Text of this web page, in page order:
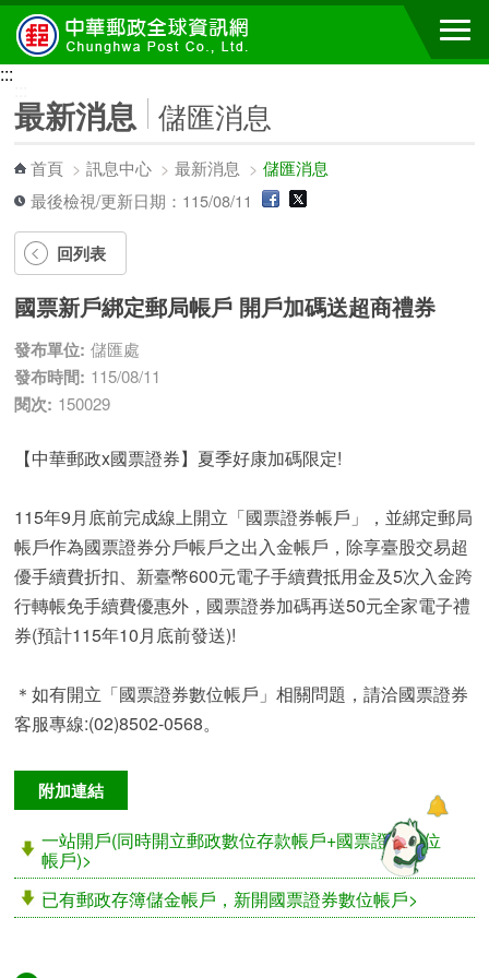
跳到主要內容區塊
:::
最新消息 儲匯消息
首頁 >訊息中心 >最新消息 >儲匯消息
最後檢視/更新日期：115/08/11
回列表
國票新戶綁定郵局帳戶 開戶加碼送超商禮券
發布單位: 儲匯處
發布時間: 115/08/11
閱次: 150029
【中華郵政x國票證券】夏季好康加碼限定!
115年9月底前完成線上開立「國票證券帳戶」，並綁定郵局
帳戶作為國票證券分戶帳戶之出入金帳戶，除享臺股交易超
優手續費折扣、新臺幣600元電子手續費抵用金及5次入金跨
行轉帳免手續費優惠外，國票證券加碼再送50元全家電子禮
券(預計115年10月底前發送)!
＊如有開立「國票證券數位帳戶」相關問題，請洽國票證券
客服專線:(02)8502-0568。
附加連結
一站開戶(同時開立郵政數位存款帳戶+國票證券數位
帳戶)>
已有郵政存簿儲金帳戶，新開國票證券數位帳戶>